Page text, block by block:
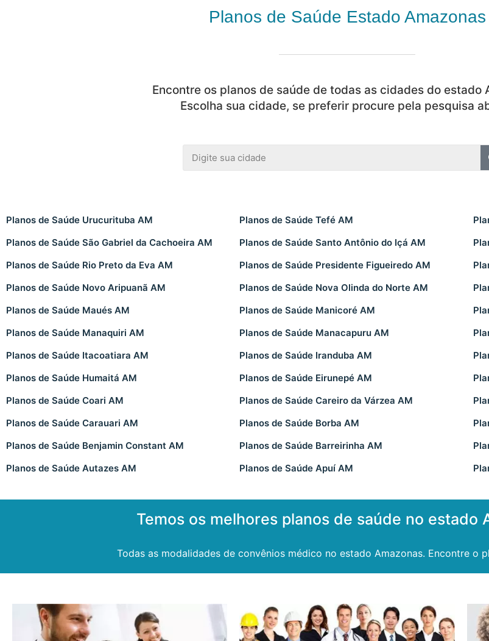
Planos de Saúde Estado Amazonas
Encontre os planos de saúde de todas as cidades do estado
Escolha sua cidade, se preferir procure pela pesquisa
Planos de Saúde Urucurituba AM Planos de Saúde Tefé AM
Planos de Saúde São Gabriel da Cachoeira AM
Planos de Saúde Santo Antônio do Içá AM
Planos de Saúde Rio Preto da Eva AM
Planos de Saúde Presidente Figueiredo AM
Planos de Saúde Novo Aripuanã AM
Planos de Saúde Nova Olinda do Norte AM
Planos de Saúde Maués AM
Planos de Saúde Manicoré AM
Planos de Saúde Manaquiri AM
Planos de Saúde Manacapuru AM
Planos de Saúde Itacoatiara AM
Planos de Saúde Iranduba AM
Planos de Saúde Humaitá AM
Planos de Saúde Eirunepé AM
Planos de Saúde Coari AM
Planos de Saúde Careiro da Várzea AM
Planos de Saúde Carauari AM
Planos de Saúde Borba AM
Planos de Saúde Benjamin Constant AM
Planos de Saúde Barreirinha AM
Planos de Saúde Autazes AM
Planos de Saúde Apuí AM
Temos os melhores planos de saúde no estado
Todas as modalidades de convênios médico no estado Amazonas. Encontre o